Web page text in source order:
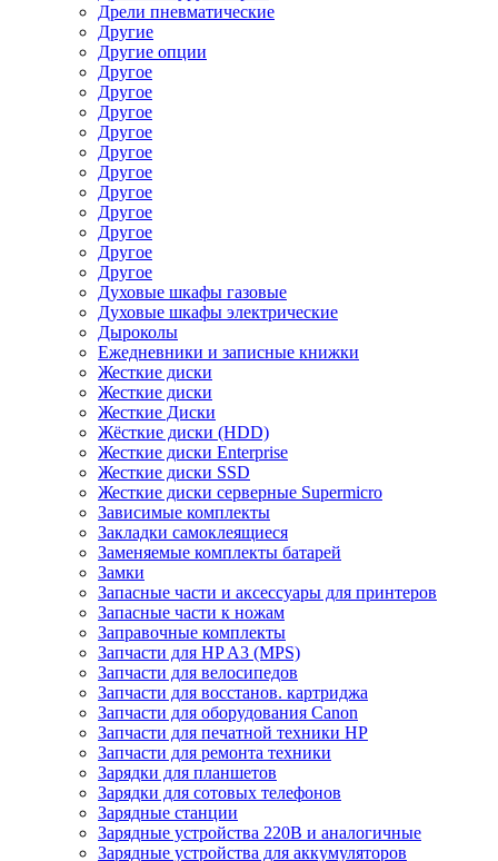
Дрели пневматические
Другие
Другие опции
Другое
Другое
Другое
Другое
Другое
Другое
Другое
Другое
Другое
Другое
Другое
Духовые шкафы газовые
Духовые шкафы электрические
Дыроколы
Ежедневники и записные книжки
Жесткие диски
Жесткие диски
Жесткие Диски
Жёсткие диски (HDD)
Жесткие диски Enterprise
Жесткие диски SSD
Жесткие диски серверные Supermicro
Зависимые комплекты
Закладки самоклеящиеся
Заменяемые комплекты батарей
Замки
Запасные части и аксессуары для принтеров
Запасные части к ножам
Заправочные комплекты
Запчасти для HP A3 (MPS)
Запчасти для велосипедов
Запчасти для восстанов. картриджа
Запчасти для оборудования Canon
Запчасти для печатной техники HP
Запчасти для ремонта техники
Зарядки для планшетов
Зарядки для сотовых телефонов
Зарядные станции
Зарядные устройства 220В и аналогичные
Зарядные устройства для аккумуляторов